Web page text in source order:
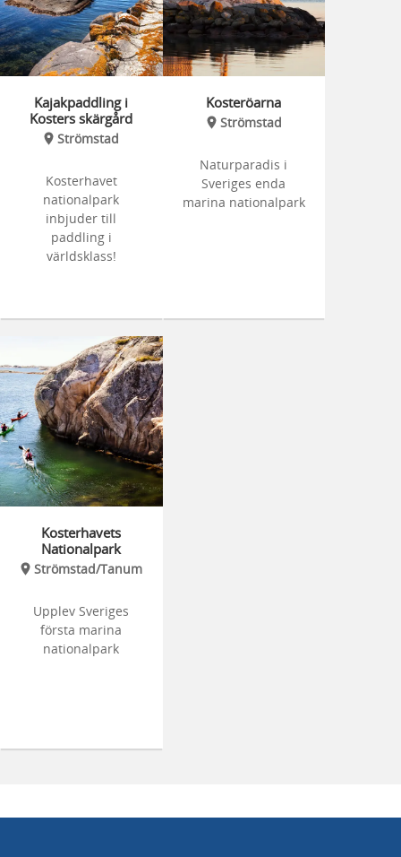
Kajakpaddling i
Kosters skärgård
Strömstad
Kosterhavet
nationalpark
inbjuder till
paddling i
världsklass!
Kosteröarna
Strömstad
Naturparadis i
Sveriges enda
marina nationalpark
Kosterhavets
Nationalpark
Strömstad/Tanum
Upplev Sveriges
första marina
nationalpark